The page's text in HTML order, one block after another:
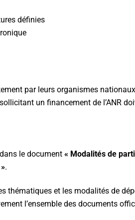
définies
par leurs organismes
un financement de l’ANR
le document « Modalités de
.
thématiques et les modalités de
l’ensemble des documents